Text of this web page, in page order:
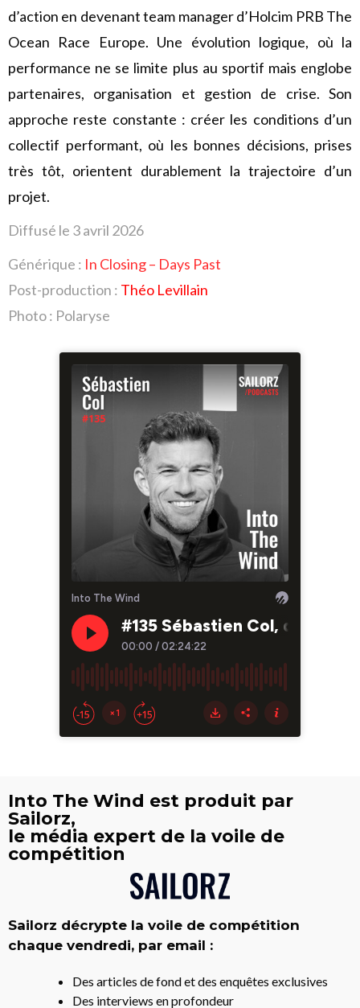
d’action en devenant team manager d’Holcim PRB The
Ocean Race Europe. Une évolution logique, où la
performance ne se limite plus au sportif mais englobe
partenaires, organisation et gestion de crise. Son
approche reste constante : créer les conditions d’un
collectif performant, où les bonnes décisions, prises
très tôt, orientent durablement la trajectoire d’un
projet.
Diffusé le 3 avril 2026
Générique : In Closing – Days Past
Post-production : Théo Levillain
Photo : Polaryse
Into The Wind est produit par
Sailorz,
le média expert de la voile de
compétition
Sailorz décrypte la voile de compétition
chaque vendredi, par email :
Des articles de fond et des enquêtes exclusives
Des interviews en profondeur